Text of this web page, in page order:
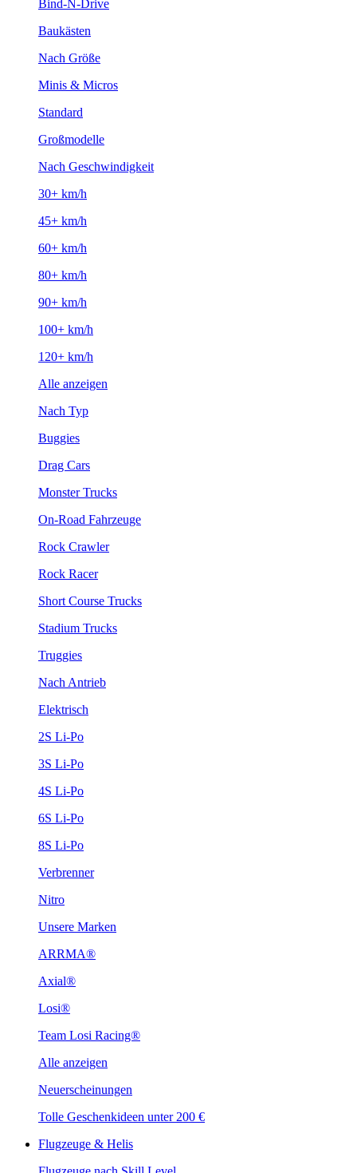
Bind-N-Drive
Baukästen
Nach Größe
Minis & Micros
Standard
Großmodelle
Nach Geschwindigkeit
30+ km/h
45+ km/h
60+ km/h
80+ km/h
90+ km/h
100+ km/h
120+ km/h
Alle anzeigen
Nach Typ
Buggies
Drag Cars
Monster Trucks
On-Road Fahrzeuge
Rock Crawler
Rock Racer
Short Course Trucks
Stadium Trucks
Truggies
Nach Antrieb
Elektrisch
2S Li-Po
3S Li-Po
4S Li-Po
6S Li-Po
8S Li-Po
Verbrenner
Nitro
Unsere Marken
ARRMA®
Axial®
Losi®
Team Losi Racing®
Alle anzeigen
Neuerscheinungen
Tolle Geschenkideen unter 200 €
Flugzeuge & Helis